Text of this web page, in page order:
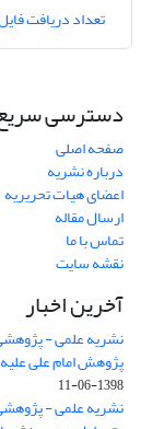
تعداد دریافت
دسترسی
صفحه اصلی
درباره نشریه
اعضای هیات تحریریه
ارسال مقاله
تماس با ما
نقشه سایت
آخرین اخبار
نشریه علمی -
پژوهش امام علی علیه السلام(شهریور
1398-06-11